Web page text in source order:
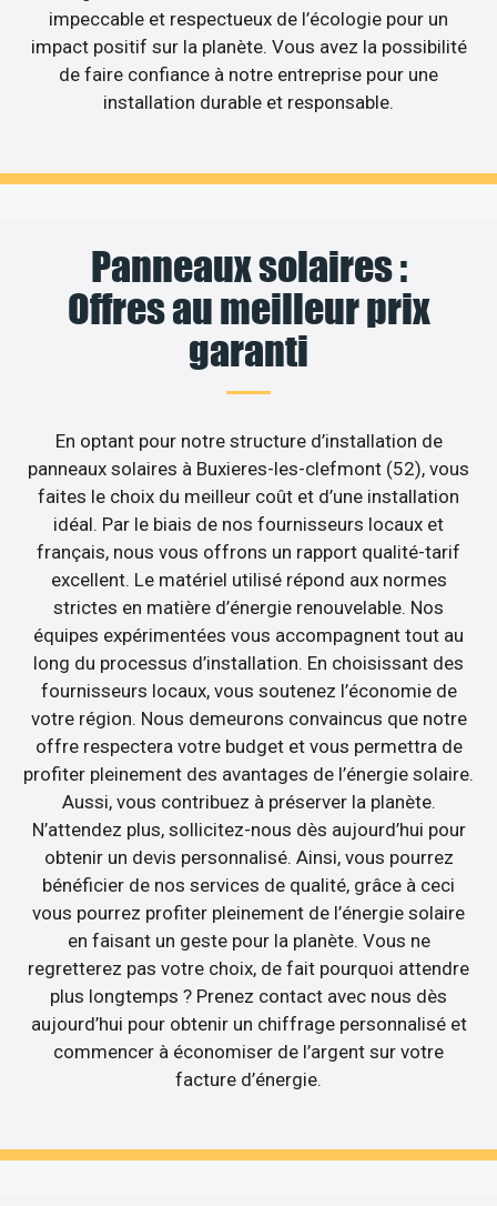
impeccable et respectueux de l’écologie pour un
impact positif sur la planète. Vous avez la possibilité
de faire confiance à notre entreprise pour une
installation durable et responsable.
Panneaux solaires :
Offres au meilleur prix
garanti
En optant pour notre structure d’installation de
panneaux solaires à Buxieres-les-clefmont (52), vous
faites le choix du meilleur coût et d’une installation
idéal. Par le biais de nos fournisseurs locaux et
français, nous vous offrons un rapport qualité-tarif
excellent. Le matériel utilisé répond aux normes
strictes en matière d’énergie renouvelable. Nos
équipes expérimentées vous accompagnent tout au
long du processus d’installation. En choisissant des
fournisseurs locaux, vous soutenez l’économie de
votre région. Nous demeurons convaincus que notre
offre respectera votre budget et vous permettra de
profiter pleinement des avantages de l’énergie solaire.
Aussi, vous contribuez à préserver la planète.
N’attendez plus, sollicitez-nous dès aujourd’hui pour
obtenir un devis personnalisé. Ainsi, vous pourrez
bénéficier de nos services de qualité, grâce à ceci
vous pourrez profiter pleinement de l’énergie solaire
en faisant un geste pour la planète. Vous ne
regretterez pas votre choix, de fait pourquoi attendre
plus longtemps ? Prenez contact avec nous dès
aujourd’hui pour obtenir un chiffrage personnalisé et
commencer à économiser de l’argent sur votre
facture d’énergie.